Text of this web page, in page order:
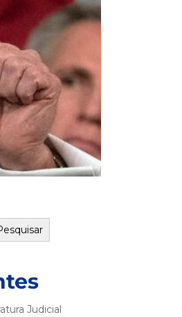
Judicial